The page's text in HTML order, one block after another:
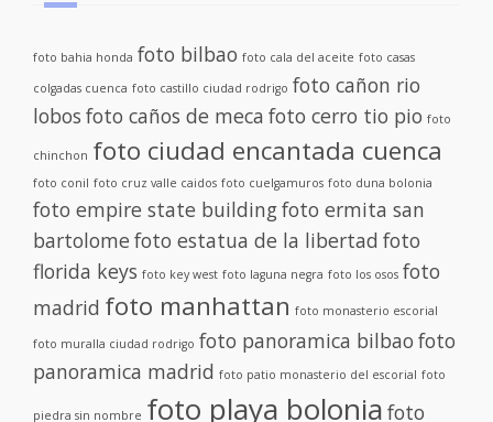
foto bahia honda foto bilbao foto cala del aceite foto casas
colgadas cuenca foto castillo ciudad rodrigo foto cañon rio
lobos foto caños de meca foto cerro tio pio foto
chinchon foto ciudad encantada cuenca
foto conil foto cruz valle caidos foto cuelgamuros foto duna bolonia
foto empire state buildingfoto ermita san
bartolomefoto estatua de la libertad foto
florida keys foto key west foto laguna negra foto los osos foto
madrid foto manhattan foto monasterio escorial
foto muralla ciudad rodrigo foto panoramica bilbao foto
panoramica madrid foto patio monasterio del escorial foto
piedra sin nombre foto playa bolonia foto